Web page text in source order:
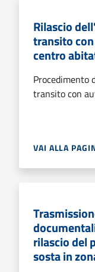
Rilascio
transito
centro
Procedimento
transito con
VAI ALLA
rilascio del
sosta in